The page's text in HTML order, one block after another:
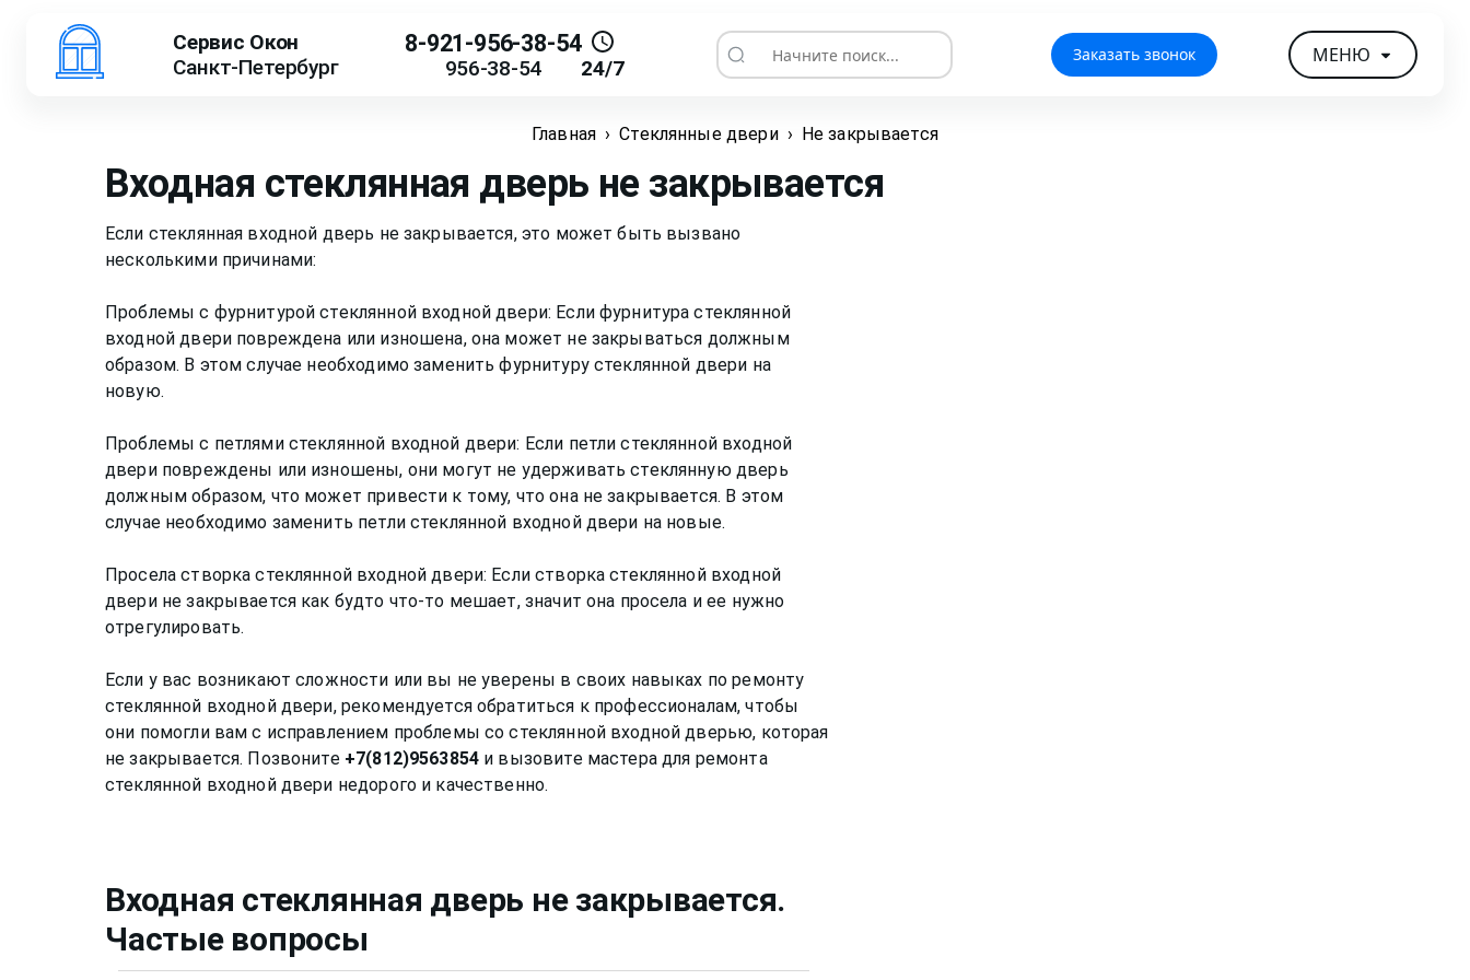
Сервис Окон
Санкт-Петербург
8-921-956-38-54
956-38-54 24/7 Начните поиск... Заказать звонок МЕНЮ
Главная › Стеклянные двери › Не закрывается
Входная стеклянная дверь не закрывается
Если стеклянная входной дверь не закрывается, это может быть вызвано
несколькими причинами:
Проблемы с фурнитурой стеклянной входной двери: Если фурнитура стеклянной
входной двери повреждена или изношена, она может не закрываться должным
образом. В этом случае необходимо заменить фурнитуру стеклянной двери на
новую.
Проблемы с петлями стеклянной входной двери: Если петли стеклянной входной
двери повреждены или изношены, они могут не удерживать стеклянную дверь
должным образом, что может привести к тому, что она не закрывается. В этом
случае необходимо заменить петли стеклянной входной двери на новые.
Просела створка стеклянной входной двери: Если створка стеклянной входной
двери не закрывается как будто что-то мешает, значит она просела и ее нужно
отрегулировать.
Если у вас возникают сложности или вы не уверены в своих навыках по ремонту
стеклянной входной двери, рекомендуется обратиться к профессионалам, чтобы
они помогли вам с исправлением проблемы со стеклянной входной дверью, которая
не закрывается. Позвоните +7(812)9563854 и вызовите мастера для ремонта
Входная стеклянная дверь не закрывается.
Частые вопросы